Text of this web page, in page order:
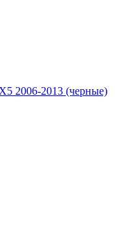
2006-2013 (черные)